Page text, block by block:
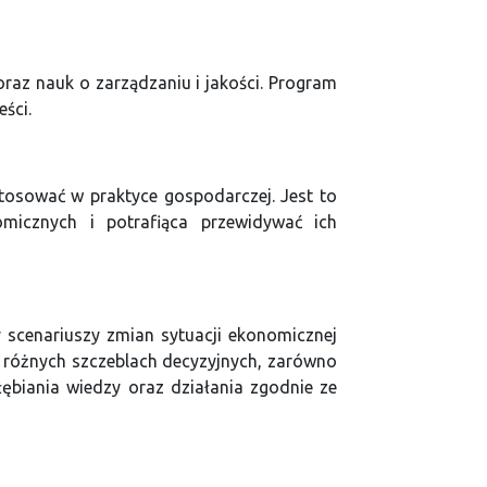
nauk o zarządzaniu i jakości. Program
w praktyce gospodarczej. Jest to
i potrafiąca przewidywać ich
zmian sytuacji ekonomicznej
szczeblach decyzyjnych, zarówno
wiedzy oraz działania zgodnie ze